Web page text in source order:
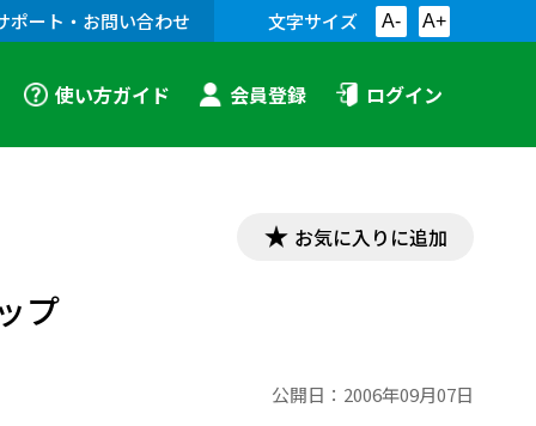
ポート・お問い合わせ 文字サイズ A- A+
使い方ガイド 会員登録 ログイン
お気に入りに追加
プ
公開日： 2006年09月07日